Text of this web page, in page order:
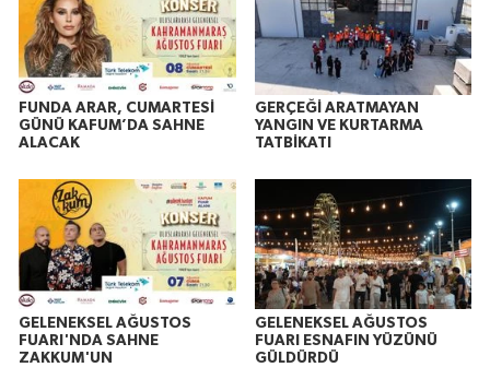
FUNDA ARAR, CUMARTESİ
GÜNÜ KAFUM’DA SAHNE
ALACAK
GERÇEĞİ ARATMAYAN
YANGIN VE KURTARMA
TATBİKATI
GELENEKSEL AĞUSTOS
FUARI'NDA SAHNE
ZAKKUM'UN
GELENEKSEL AĞUSTOS
FUARI ESNAFIN YÜZÜNÜ
GÜLDÜRDÜ